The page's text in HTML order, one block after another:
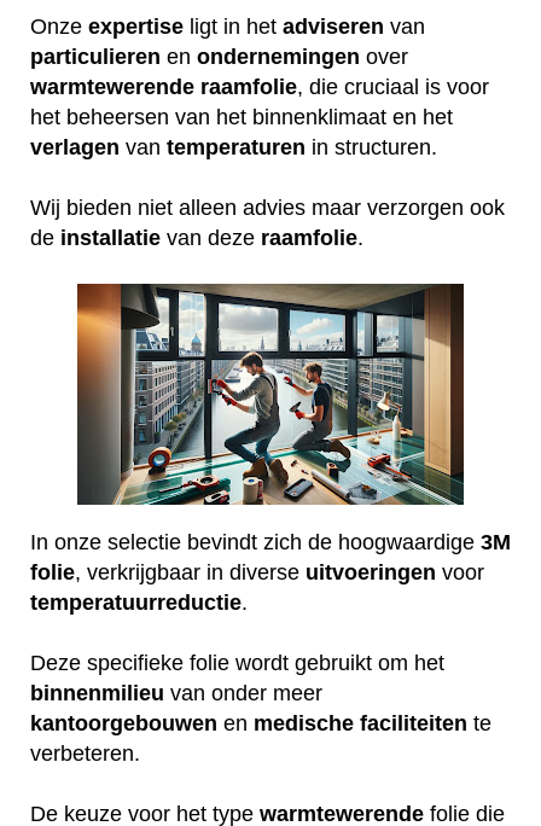
Onze expertise ligt in het adviseren van
particulieren en ondernemingen over
warmtewerende raamfolie, die cruciaal is voor
het beheersen van het binnenklimaat en het
verlagen van temperaturen in structuren.
Wij bieden niet alleen advies maar verzorgen ook
de installatie van deze raamfolie.
In onze selectie bevindt zich de hoogwaardige 3M
folie, verkrijgbaar in diverse uitvoeringen voor
temperatuurreductie.
Deze specifieke folie wordt gebruikt om het
binnenmilieu van onder meer
kantoorgebouwen en medische faciliteiten te
verbeteren.
De keuze voor het type warmtewerende folie die